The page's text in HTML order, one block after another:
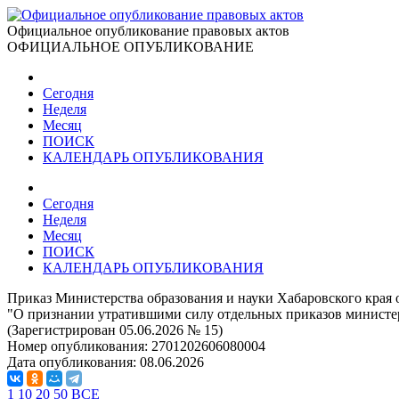
Официальное опубликование правовых актов
ОФИЦИАЛЬНОЕ ОПУБЛИКОВАНИЕ
Сегодня
Неделя
Месяц
ПОИСК
КАЛЕНДАРЬ ОПУБЛИКОВАНИЯ
Сегодня
Неделя
Месяц
ПОИСК
КАЛЕНДАРЬ ОПУБЛИКОВАНИЯ
Приказ Министерства образования и науки Хабаровского
"О признании утратившими силу отдельных приказов
(Зарегистрирован 05.06.2026 № 15)
Номер опубликования: 2701202606080004
Дата опубликования: 08.06.2026
1 10 20 50 ВСЕ